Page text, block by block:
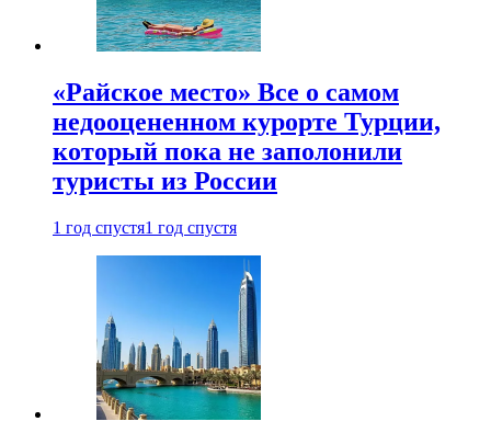
«Райское место» Все о самом
недооцененном курорте Турции,
который пока не заполонили
туристы из России
1 год спустя1 год спустя